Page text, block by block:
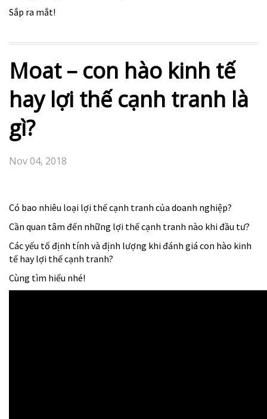
Sắp ra mắt!
Moat – con hào kinh tế
hay lợi thế cạnh tranh là
gì?
Nov 04, 2018
Có bao nhiêu loại lợi thế cạnh tranh của doanh nghiệp?
Cần quan tâm đến những lợi thế cạnh tranh nào khi đầu tư?
Các yếu tố định tính và định lượng khi đánh giá con hào kinh
tế hay lợi thế cạnh tranh?
Cùng tìm hiểu nhé!